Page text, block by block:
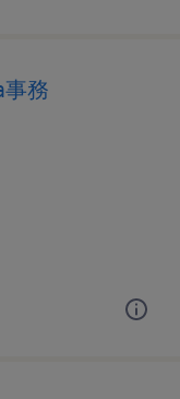
務